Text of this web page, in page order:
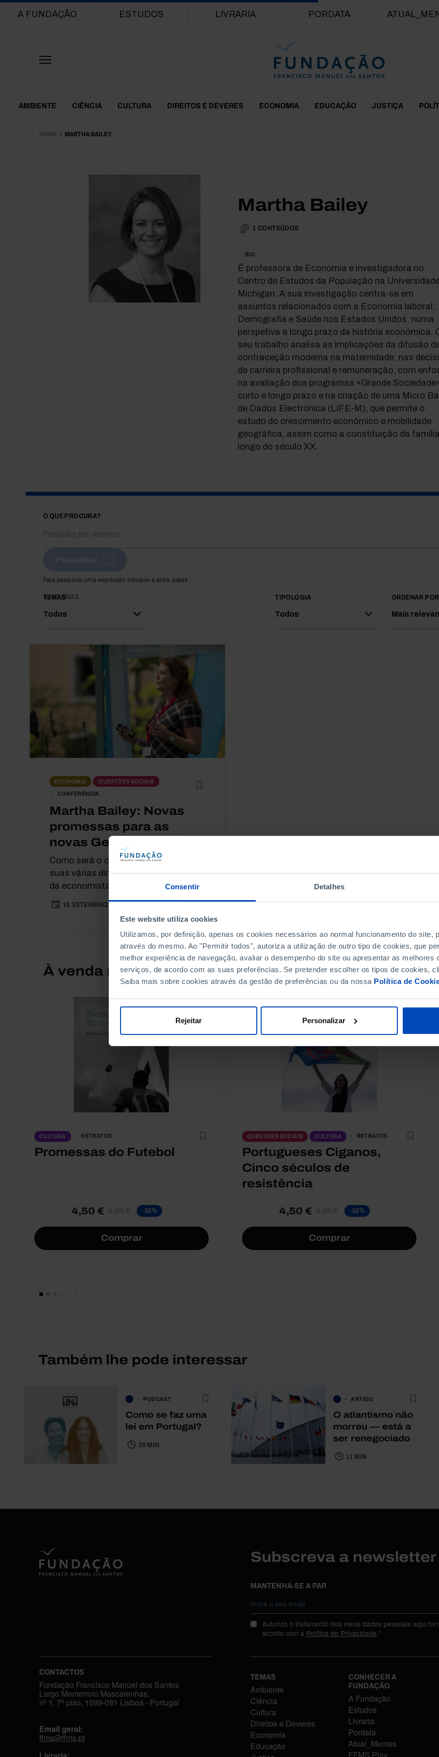
Consentir Detalhes
Este website utiliza cookies
Utilizamos, por definição, apenas os cookies necessários ao normal funcionamento do site,
através do mesmo. Ao "Permitir todos", autoriza a utilização de outro tipo de cookies, que
melhor experiência de navegação, avaliar o desempenho do site ou apresentar as melhores
serviços, de acordo com as suas preferências. Se pretender escolher os tipos de cookies,
Saiba mais sobre cookies através da gestão de preferências ou da nossa Política de
Rejeitar Personalizar
Main navigation
A FUNDAÇÃO ESTUDOS LIVRARIA PORDATA
Themes Menu
AMBIENTE CIÊNCIA CULTURA DIREITOS E DEVERES ECONOMIA EDUCAÇÃO JUSTIÇA
HOME MARTHA BAILEY
Martha Bailey
1 CONTEÚDOS
BIO
É professora de Economia e investigadora no
Centro de Estudos da População na
Michigan. A sua investigação centra-se em
assuntos relacionados com a Economia laboral,
Demografia e Saúde nos Estados Unidos, numa
perspetiva a longo prazo da história económica.
seu trabalho analisa as implicações da difusão
contraceção moderna na maternidade, nas
de carreira profissional e remuneração, com
na avaliação dos programas «Grande
curto e longo prazo e na criação de uma Micro
de Dados Electrónica (LIFE-M), que permite o
estudo do crescimento económico e mobilidade
geográfica, assim como a constituição da
longo do século XX.
O QUE PROCURA?
Para pesquisar uma expressão coloque-a entre aspas
TEMAS
Todos
SUBTEMAS TIPOLOGIA
Todos
ORDENAR POR
Mais
ECONOMIA
QUESTÕES SOCIAIS
CONFERÊNCIA
Martha Bailey: Novas
promessas para as
novas Gerações
Como será o combate à pobreza, nas
suas várias dimensões? As projeções
da economista Martha Bailey.
16 SETEMBRO 2018
À venda na Livraria
CULTURA RETRATOS
Promessas do Futebol
4,50 € 5,00 € -10%
Comprar
QUESTÕES SOCIAIS CULTURA RETRATOS
Portugueses Ciganos,
Cinco séculos de
resistência
4,50 € 5,00 € -10%
Comprar
Também lhe pode interessar
PODCAST
Como se faz uma
lei em Portugal?
38 MIN
ARTIGO
O atlantismo não
morreu — está a
ser renegociado
11 MIN
Subscreva a
MANTENHA-SE A PAR
Autorizo o tratamento dos meus dados pessoais aqui
acordo com a Política de Privacidade.*
CONTACTOS
Fundação Francisco Manuel dos Santos
Largo Monterroio Mascarenhas,
nº 1, 7º piso, 1099-081 Lisboa - Portugal
Email geral:
ffms@ffms.pt
TEMAS
Ambiente
Ciência
Cultura
Direitos e Deveres
Economia
Educação
CONHECER A
FUNDAÇÃO
A Fundação
Estudos
Livraria
Pordata
Atual_Mentes